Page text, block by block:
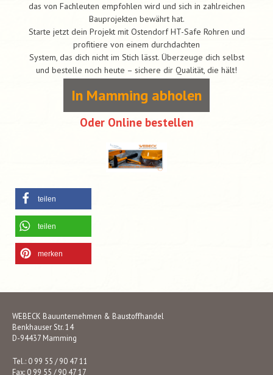
das von Fachleuten empfohlen wird und sich in zahlreichen
Bauprojekten bewährt hat.
Starte jetzt dein Projekt mit Ostendorf HT-Safe Rohren und
profitiere von einem durchdachten
System, das dich nicht im Stich lässt. Überzeuge dich selbst
und bestelle noch heute – sichere dir Qualität, die hält!
In Mamming abholen
Oder Online bestellen
teilen
teilen
merken
WEBECK Bauunternehmen & Baustoffhandel
Benkhauser Str. 14
D-94437 Mamming
Tel.: 0 99 55 / 90 47 11
Fax: 0 99 55 / 90 47 17